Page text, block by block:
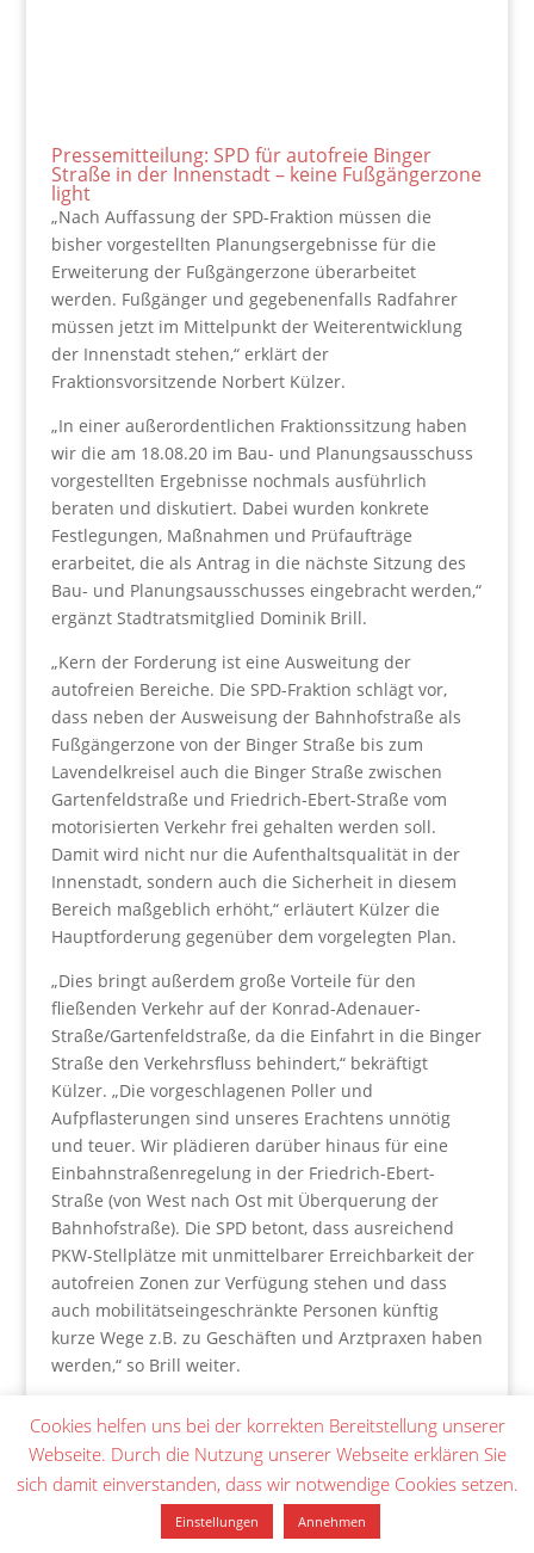
Pressemitteilung: SPD für autofreie Binger
Straße in der Innenstadt – keine Fußgängerzone
light
„Nach Auffassung der SPD-Fraktion müssen die
bisher vorgestellten Planungsergebnisse für die
Erweiterung der Fußgängerzone überarbeitet
werden. Fußgänger und gegebenenfalls Radfahrer
müssen jetzt im Mittelpunkt der Weiterentwicklung
der Innenstadt stehen,“ erklärt der
Fraktionsvorsitzende Norbert Külzer.
„In einer außerordentlichen Fraktionssitzung haben
wir die am 18.08.20 im Bau- und Planungsausschuss
vorgestellten Ergebnisse nochmals ausführlich
beraten und diskutiert. Dabei wurden konkrete
Festlegungen, Maßnahmen und Prüfaufträge
erarbeitet, die als Antrag in die nächste Sitzung des
Bau- und Planungsausschusses eingebracht werden,“
ergänzt Stadtratsmitglied Dominik Brill.
„Kern der Forderung ist eine Ausweitung der
autofreien Bereiche. Die SPD-Fraktion schlägt vor,
dass neben der Ausweisung der Bahnhofstraße als
Fußgängerzone von der Binger Straße bis zum
Lavendelkreisel auch die Binger Straße zwischen
Gartenfeldstraße und Friedrich-Ebert-Straße vom
motorisierten Verkehr frei gehalten werden soll.
Damit wird nicht nur die Aufenthaltsqualität in der
Innenstadt, sondern auch die Sicherheit in diesem
Bereich maßgeblich erhöht,“ erläutert Külzer die
Hauptforderung gegenüber dem vorgelegten Plan.
„Dies bringt außerdem große Vorteile für den
fließenden Verkehr auf der Konrad-Adenauer-
Straße/Gartenfeldstraße, da die Einfahrt in die Binger
Straße den Verkehrsfluss behindert,“ bekräftigt
Külzer. „Die vorgeschlagenen Poller und
Aufpflasterungen sind unseres Erachtens unnötig
und teuer. Wir plädieren darüber hinaus für eine
Einbahnstraßenregelung in der Friedrich-Ebert-
Straße (von West nach Ost mit Überquerung der
Bahnhofstraße). Die SPD betont, dass ausreichend
PKW-Stellplätze mit unmittelbarer Erreichbarkeit der
autofreien Zonen zur Verfügung stehen und dass
auch mobilitätseingeschränkte Personen künftig
kurze Wege z.B. zu Geschäften und Arztpraxen haben
werden,“ so Brill weiter.
Lösungsvorschläge unter anderem für eine
Hotelvorfahrt und das Parken und Anfahren von
Rehavital erarbeiten und viele weitere Fragen klären:
Welche zusätzliche Möblierung wird benötigt? Sollen
wir eine Alternative zum „Wassersofa“ planen? Wo
Cookies helfen uns bei der korrekten Bereitstellung unserer
Webseite. Durch die Nutzung unserer Webseite erklären Sie
sich damit einverstanden, dass wir notwendige Cookies setzen.
Einstellungen Annehmen